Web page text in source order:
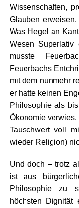
Wissenschaften,
Glauben
Was Hegel an
Wesen Superlativ
musste
Feuerbachs
mit dem nunmehr
er hatte keinen
Philosophie als
Ökonomie
Tauschwert voll
wieder Religion)
Und doch – trotz
ist aus
Philosophie zu
höchsten Dignität